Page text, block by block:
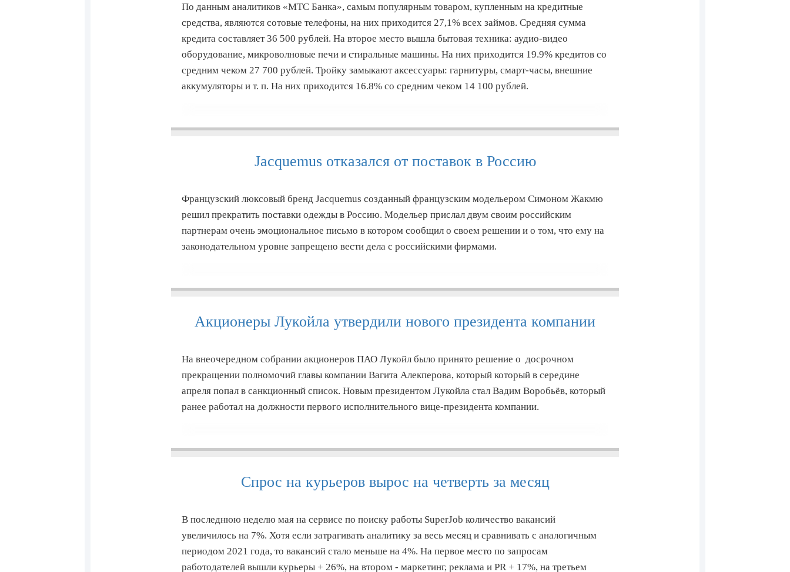
По данным аналитиков «МТС Банка», самым популярным товаром, купленным на кредитные
средства, являются сотовые телефоны, на них приходится 27,1% всех займов. Средняя сумма
кредита составляет 36 500 рублей. На второе место вышла бытовая техника: аудио-видео
оборудование, микроволновые печи и стиральные машины. На них приходится 19.9% кредитов со
средним чеком 27 700 рублей. Тройку замыкают аксессуары: гарнитуры, смарт-часы, внешние
аккумуляторы и т. п. На них приходится 16.8% со средним чеком 14 100 рублей.
Jacquemus отказался от поставок в Россию
Французский люксовый бренд Jacquemus созданный французским модельером Симоном Жакмю
решил прекратить поставки одежды в Россию. Модельер прислал двум своим российским
партнерам очень эмоциональное письмо в котором сообщил о своем решении и о том, что ему на
законодательном уровне запрещено вести дела с российскими фирмами.
Акционеры Лукойла утвердили нового президента компании
На внеочередном собрании акционеров ПАО Лукойл было принято решение о досрочном
прекращении полномочий главы компании Вагита Алекперова, который который в середине
апреля попал в санкционный список. Новым президентом Лукойла стал Вадим Воробьёв, который
ранее работал на должности первого исполнительного вице-президента компании.
Спрос на курьеров вырос на четверть за месяц
В последнюю неделю мая на сервисе по поиску работы SuperJob количество вакансий
увеличилось на 7%. Хотя если затрагивать аналитику за весь месяц и сравнивать с аналогичным
периодом 2021 года, то вакансий стало меньше на 4%. На первое место по запросам
работодателей вышли курьеры + 26%, на втором - маркетинг, реклама и PR + 17%, на третьем